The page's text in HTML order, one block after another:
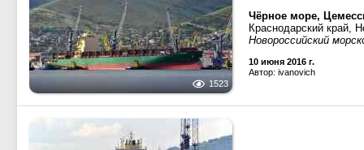
1523
Чёрное море,
Краснодарский край,
Новороссийский
10 июня 2016 г.
Автор: ivanovich